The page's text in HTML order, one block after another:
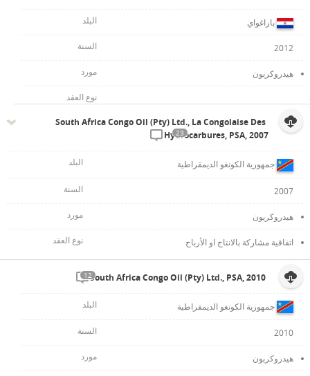
باراغواي
2012
هيدروكربون
South Africa Congo Oil (Pty) Ltd., La Congolaise Des
Hydrocarbures, PSA, 2007
23
جمهورية الكونغو الديمقراطية
2007
هيدروكربون
اتفاقية مشاركة بالانتاج او الأرباح
South Africa Congo Oil (Pty) Ltd., PSA, 2010
12
جمهورية الكونغو الديمقراطية
2010
هيدروكربون